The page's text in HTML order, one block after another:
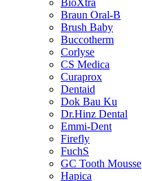
BioXtra
Braun Oral-B
Brush Baby
Buccotherm
Corlyse
CS Medica
Curaprox
Dentaid
Dok Bau Ku
Dr.Hinz Dental
Emmi-Dent
Firefly
FuchS
GC Tooth Mousse
Hapica